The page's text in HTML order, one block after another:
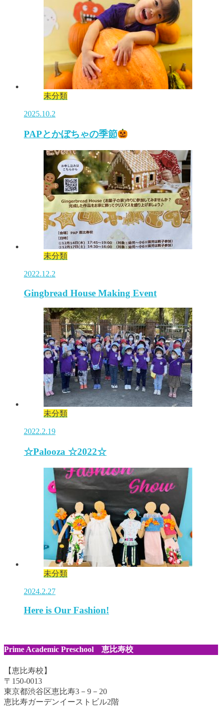
未分類
2025.10.2
PAPとかぼちゃの季節
未分類
2022.12.2
Gingbread House Making Event
未分類
2022.2.19
☆Palooza ☆2022☆
未分類
2024.2.27
Here is Our Fashion!
Prime Academic Preschool 恵比寿校
【恵比寿校】
〒150-0013
東京都渋谷区恵比寿3－9－20
恵比寿ガーデンイーストビル2階